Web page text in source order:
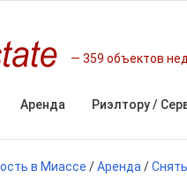
359 объектов
Аренда Риэлтору /
в Миассе /Аренда /